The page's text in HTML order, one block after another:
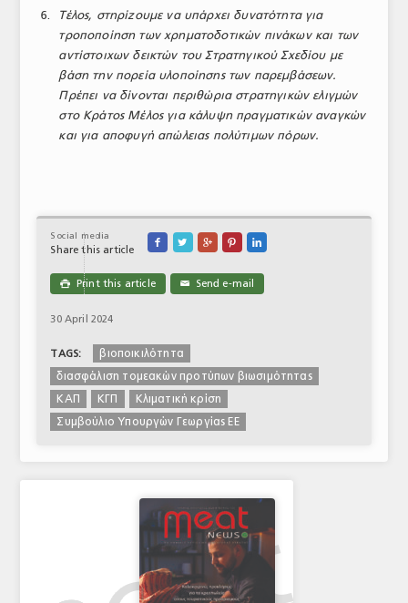
Τέλος, στηρίζουμε να υπάρχει δυνατότητα για
τροποποίηση των χρηματοδοτικών πινάκων και των
αντίστοιχων δεικτών του Στρατηγικού Σχεδίου με
βάση την πορεία υλοποίησης των παρεμβάσεων.
Πρέπει να δίνονται περιθώρια στρατηγικών ελιγμών
στο Κράτος Μέλος για κάλυψη πραγματικών αναγκών
και για αποφυγή απώλειας πολύτιμων πόρων.
Social media
Share this article
    
 Print this article ✉ Send e-mail
30 April 2024
TAGS:
βιοποικιλότητα
διασφάλιση τομεακών προτύπων βιωσιμότητας
ΚΑΠ
ΚΓΠ
Κλιματική κρίση
Συμβούλιο Υπουργών Γεωργίας ΕΕ